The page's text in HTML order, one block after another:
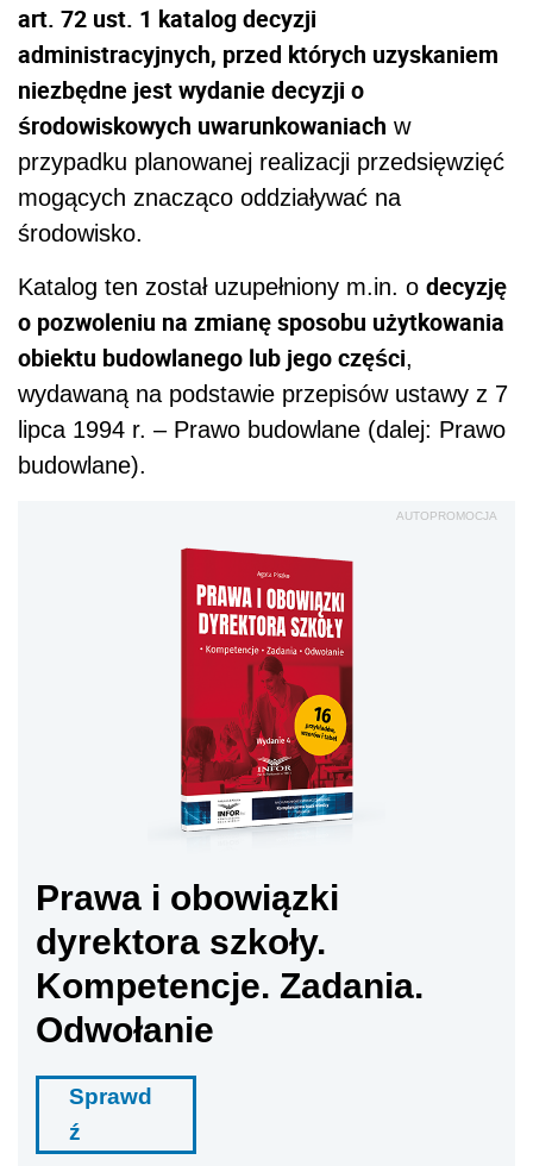
art. 72 ust. 1 katalog decyzji
administracyjnych, przed których uzyskaniem
niezbędne jest wydanie decyzji o
środowiskowych uwarunkowaniach w
przypadku planowanej realizacji przedsięwzięć
mogących znacząco oddziaływać na
środowisko.
Katalog ten został uzupełniony m.in. o decyzję
o pozwoleniu na zmianę sposobu użytkowania
obiektu budowlanego lub jego części,
wydawaną na podstawie przepisów ustawy z 7
lipca 1994 r. – Prawo budowlane (dalej: Prawo
budowlane).
AUTOPROMOCJA
Prawa i obowiązki
dyrektora szkoły.
Kompetencje. Zadania.
Odwołanie
Sprawd
ź